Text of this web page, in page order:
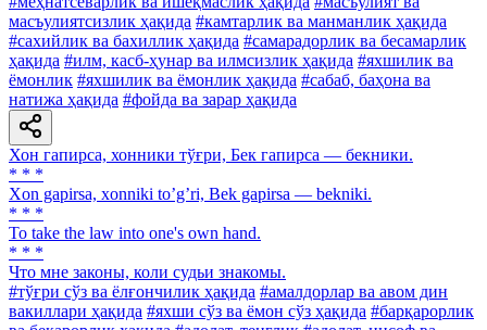
масъулиятсизлик ҳақида #камтарлик ва манманлик ҳақида
#сахийлик ва бахиллик ҳақида #самарадорлик ва бесамарлик
ҳақида #илм, касб-ҳунар ва илмсизлик ҳақида #яхшилик ва
ёмонлик #яхшилик ва ёмонлик ҳақида #сабаб, баҳона ва
натижа ҳақида #фойда ва зарар ҳақида
Хон гапирса, хонники тўғри, Бек гапирса — бекники.
* * *
Xon gapirsa, xonniki toʼgʼri, Bek gapirsa — bekniki.
* * *
To take the law into one's own hand.
* * *
Что мне законы, коли судьи знакомы.
#тўғри сўз ва ёлғончилик ҳақида #амалдорлар ва авом дин
вакиллари ҳақида #яхши сўз ва ёмон сўз ҳақида #барқарорлик